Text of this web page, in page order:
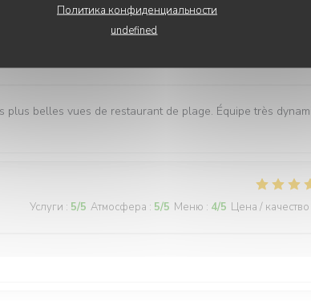
Политика конфиденциальности
undefined
plus belles vues de restaurant de plage. Équipe très
Услуги : 5/5 Атмосфера : 5/5 Меню : 4/5 Цена / качество